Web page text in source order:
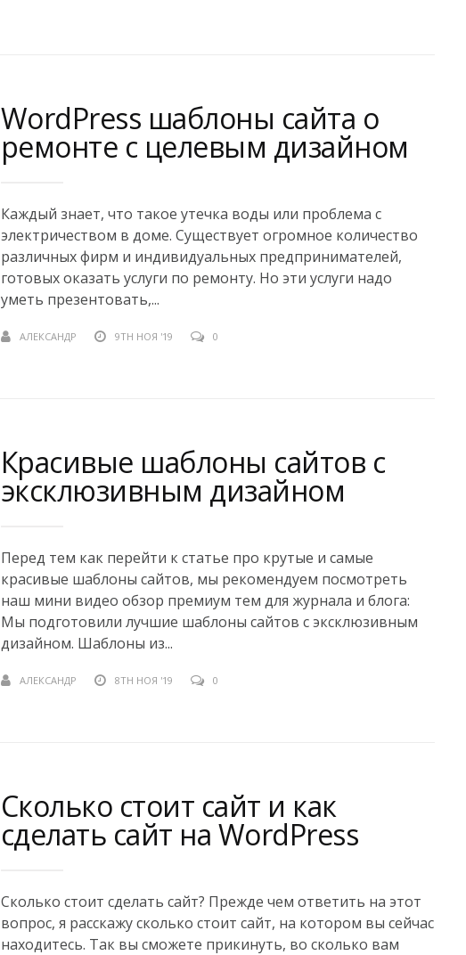
WordPress шаблоны сайта о
ремонте с целевым дизайном
Каждый знает, что такое утечка воды или проблема с
электричеством в доме. Существует огромное количество
различных фирм и индивидуальных предпринимателей,
готовых оказать услуги по ремонту. Но эти услуги надо
уметь презентовать,...
АЛЕКСАНДР 9TH НОЯ '19 0
Красивые шаблоны сайтов с
эксклюзивным дизайном
Перед тем как перейти к статье про крутые и самые
красивые шаблоны сайтов, мы рекомендуем посмотреть
наш мини видео обзор премиум тем для журнала и блога:
Мы подготовили лучшие шаблоны сайтов с эксклюзивным
дизайном. Шаблоны из...
АЛЕКСАНДР 8TH НОЯ '19 0
Сколько стоит сайт и как
сделать сайт на WordPress
Сколько стоит сделать сайт? Прежде чем ответить на этот
вопрос, я расскажу сколько стоит сайт, на котором вы сейчас
находитесь. Так вы сможете прикинуть, во сколько вам